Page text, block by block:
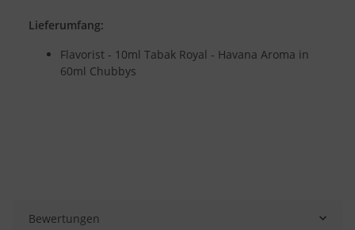
Lieferumfang:
Flavorist - 10ml Tabak Royal - Havana Aroma in
60ml Chubbys
Bewertungen